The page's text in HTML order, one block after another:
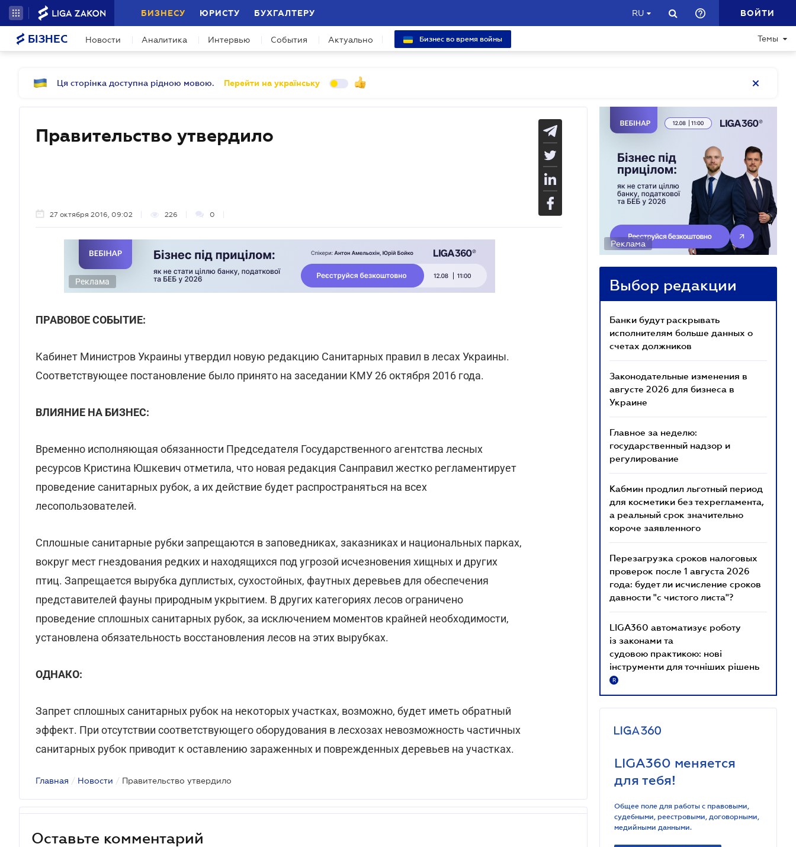
БИЗНЕСУ ЮРИСТУ БУХГАЛТЕРУ RU ВОЙТИ
БІЗНЕС Новости Аналитика Интервью События Актуально Бизнес во время войны Темы
Ця сторінка доступна рідною мовою. Перейти на українську
Правительство утвердило
27 октября 2016, 09:02 226 0
Реклама
ПРАВОВОЕ СОБЫТИЕ:
Кабинет Министров Украины утвердил новую редакцию Санитарных правил в лесах Украины.
Соответствующее постановление было принято на заседании КМУ 26 октября 2016 года.
ВЛИЯНИЕ НА БИЗНЕС:
Временно исполняющая обязанности Председателя Государственного агентства лесных
ресурсов Кристина Юшкевич отметила, что новая редакция Санправил жестко регламентирует
проведение санитарных рубок, а их действие будет распространяться на всех
лесопользователей.
Сплошные санитарные рубки запрещаются в заповедниках, заказниках и национальных парках,
вокруг мест гнездования редких и находящихся под угрозой исчезновения хищных и других
птиц. Запрещается вырубка дуплистых, сухостойных, фаутных деревьев для обеспечения
представителей фауны природным укрытием. В других категориях лесов ограничено
проведение сплошных санитарных рубок, за исключением моментов крайней необходимости,
установлена обязательность восстановления лесов на этих вырубках.
ОДНАКО:
Запрет сплошных санитарных рубок на некоторых участках, возможно, будет иметь обратный
эффект. При отсутствии соответствующего оборудования в лесхозах невозможность частичных
санитарных рубок приводит к оставлению зараженных и поврежденных деревьев на участках.
Главная / Новости / Правительство утвердило
Оставьте комментарий
Реклама
Выбор редакции
Банки будут раскрывать
исполнителям больше данных о
счетах должников
Законодательные изменения в
августе 2026 для бизнеса в
Украине
Главное за неделю:
государственный надзор и
регулирование
Кабмин продлил льготный период
для косметики без техрегламента,
а реальный срок значительно
короче заявленного
Перезагрузка сроков налоговых
проверок после 1 августа 2026
года: будет ли исчисление сроков
давности "с чистого листа"?
LIGA360 автоматизує роботу
із законами та
судовою практикою: нові
інструменти для точніших рішень
R
LIGA360 меняется
для тебя!
Общее поле для работы с правовыми,
судебными, реестровыми, договорными,
медийными данными.